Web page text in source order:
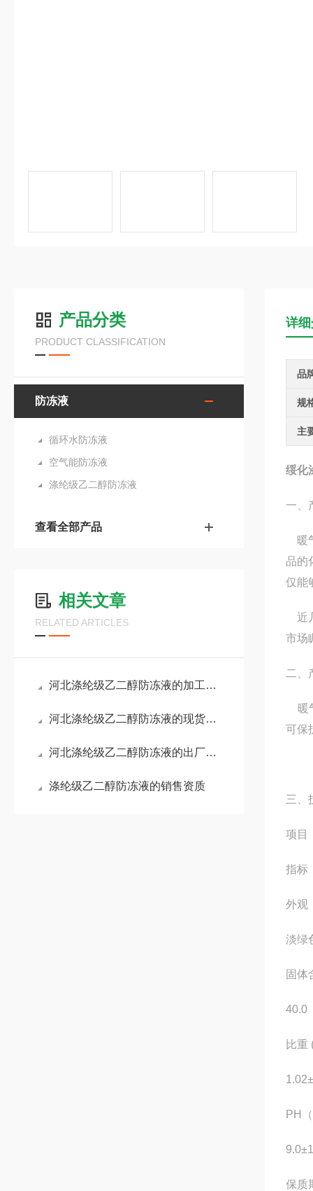
产品分类
PRODUCT CLASSIFICATION
防冻液
循环水防冻液
空气能防冻液
涤纶级乙二醇防冻液
查看全部产品
相关文章
RELATED ARTICLES
河北涤纶级乙二醇防冻液的加工与定做
河北涤纶级乙二醇防冻液的现货和品质
河北涤纶级乙二醇防冻液的出厂资质
涤纶级乙二醇防冻液的销售资质
详
品
规
主
绥化
一、
暖
品的
仅能
近
市场
二、
暖
可保
三、
项目
指标
外观
淡绿
固体
40.0
比重
PH
9.0±1
保质